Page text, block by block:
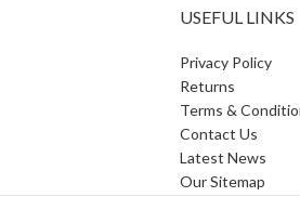
USEFUL LINKS
Privacy Policy
Returns
Terms &
Contact Us
Latest News
Our Sitemap